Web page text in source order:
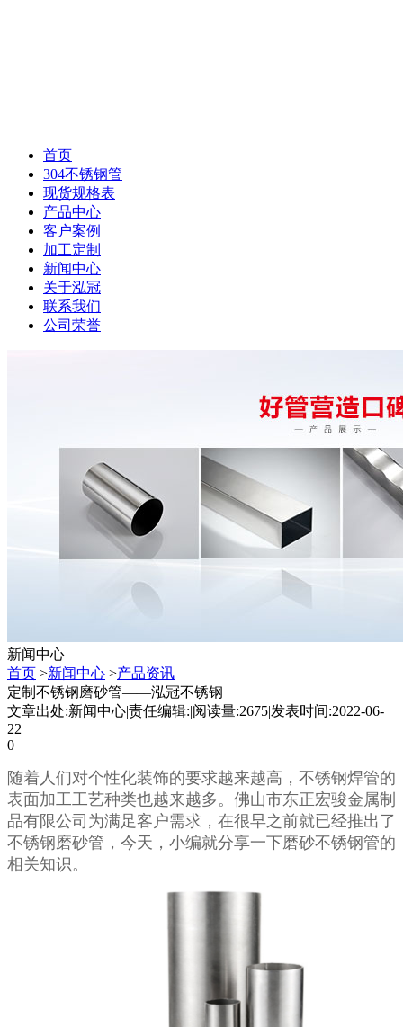
首页
304不锈钢管
现货规格表
产品中心
客户案例
加工定制
新闻中心
关于泓冠
联系我们
公司荣誉
新闻中心
首页 >新闻中心 >产品资讯
定制不锈钢磨砂管——泓冠不锈钢
文章出处:新闻中心|责任编辑:|阅读量:2675|发表时间:2022-06-
22
0
随着人们对个性化装饰的要求越来越高，不锈钢焊管的
表面加工工艺种类也越来越多。佛山市东正宏骏金属制
品有限公司 为满足客户需求，在很早之前就已经推出了
不锈钢磨砂管，今天，小编就分享一下磨砂不锈钢管的
相关知识。